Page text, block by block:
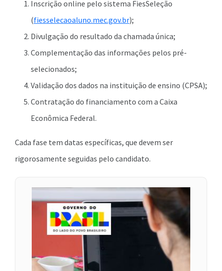
Inscrição online pelo sistema FiesSeleção
(fiesselecaoaluno.mec.gov.br);
Divulgação do resultado da chamada única;
Complementação das informações pelos pré-
selecionados;
Validação dos dados na instituição de ensino (CPSA);
Contratação do financiamento com a Caixa
Econômica Federal.
Cada fase tem datas específicas, que devem ser
rigorosamente seguidas pelo candidato.